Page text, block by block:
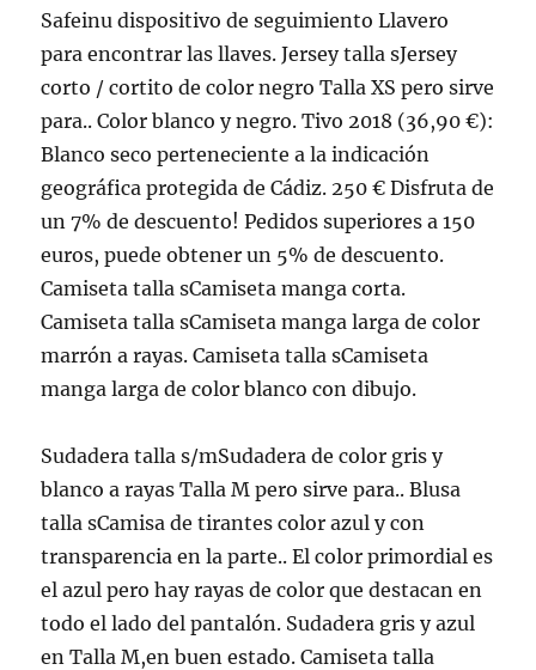
Safeinu dispositivo de seguimiento Llavero
para encontrar las llaves. Jersey talla sJersey
corto / cortito de color negro Talla XS pero sirve
para.. Color blanco y negro. Tivo 2018 (36,90 €):
Blanco seco perteneciente a la indicación
geográfica protegida de Cádiz. 250 € Disfruta de
un 7% de descuento! Pedidos superiores a 150
euros, puede obtener un 5% de descuento.
Camiseta talla sCamiseta manga corta.
Camiseta talla sCamiseta manga larga de color
marrón a rayas. Camiseta talla sCamiseta
manga larga de color blanco con dibujo.
Sudadera talla s/mSudadera de color gris y
blanco a rayas Talla M pero sirve para.. Blusa
talla sCamisa de tirantes color azul y con
transparencia en la parte.. El color primordial es
el azul pero hay rayas de color que destacan en
todo el lado del pantalón. Sudadera gris y azul
en Talla M,en buen estado. Camiseta talla